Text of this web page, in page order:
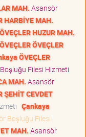
MAH. Asansör
HARBİYE MAH.
HUZUR MAH.
ÖVEÇLER
ÖVEÇLER
Filesi Hizmeti
MAH. Asansör
ŞEHİT CEVDET
Çankaya
Boşluğu Filesi
MAH. Asansör